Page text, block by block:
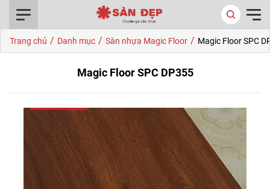
Trang chủ / Danh mục / Sàn nhựa Magic Floor / Magic Floor SPC
Magic Floor SPC DP355